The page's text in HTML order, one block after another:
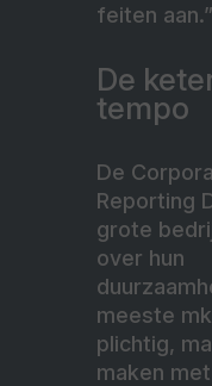
feiten aan.”
De
tempo
De
Reporting
grote
over hun
meeste
plichtig,
maken